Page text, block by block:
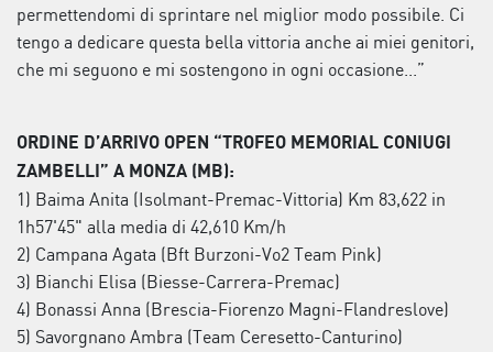
permettendomi di sprintare nel miglior modo possibile. Ci
tengo a dedicare questa bella vittoria anche ai miei genitori,
che mi seguono e mi sostengono in ogni occasione...”
ORDINE D’ARRIVO OPEN “TROFEO MEMORIAL CONIUGI
ZAMBELLI” A MONZA (MB):
1) Baima Anita (Isolmant-Premac-Vittoria) Km 83,622 in
1h57'45" alla media di 42,610 Km/h
2) Campana Agata (Bft Burzoni-Vo2 Team Pink)
3) Bianchi Elisa (Biesse-Carrera-Premac)
4) Bonassi Anna (Brescia-Fiorenzo Magni-Flandreslove)
5) Savorgnano Ambra (Team Ceresetto-Canturino)